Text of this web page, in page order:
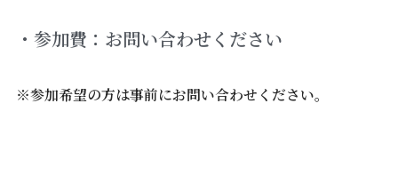
・参加費：お問い合わせください
※参加希望の方は事前にお問い合わせください。